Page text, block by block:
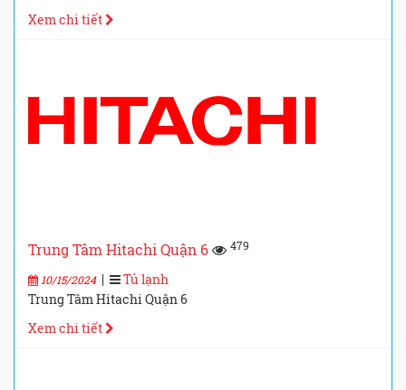
Xem chi tiết
Trung Tâm Hitachi Quận 6 479
10/15/2024|
Tủ lạnh
Trung Tâm Hitachi Quận 6
Xem chi tiết